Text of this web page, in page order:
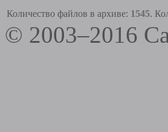
Количество файлов в архиве: 1545.
© 2003–2016